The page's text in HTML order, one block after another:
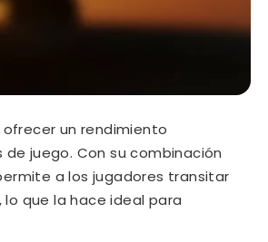
un rendimiento
juego. Con su combinación
a los jugadores transitar
que la hace ideal para